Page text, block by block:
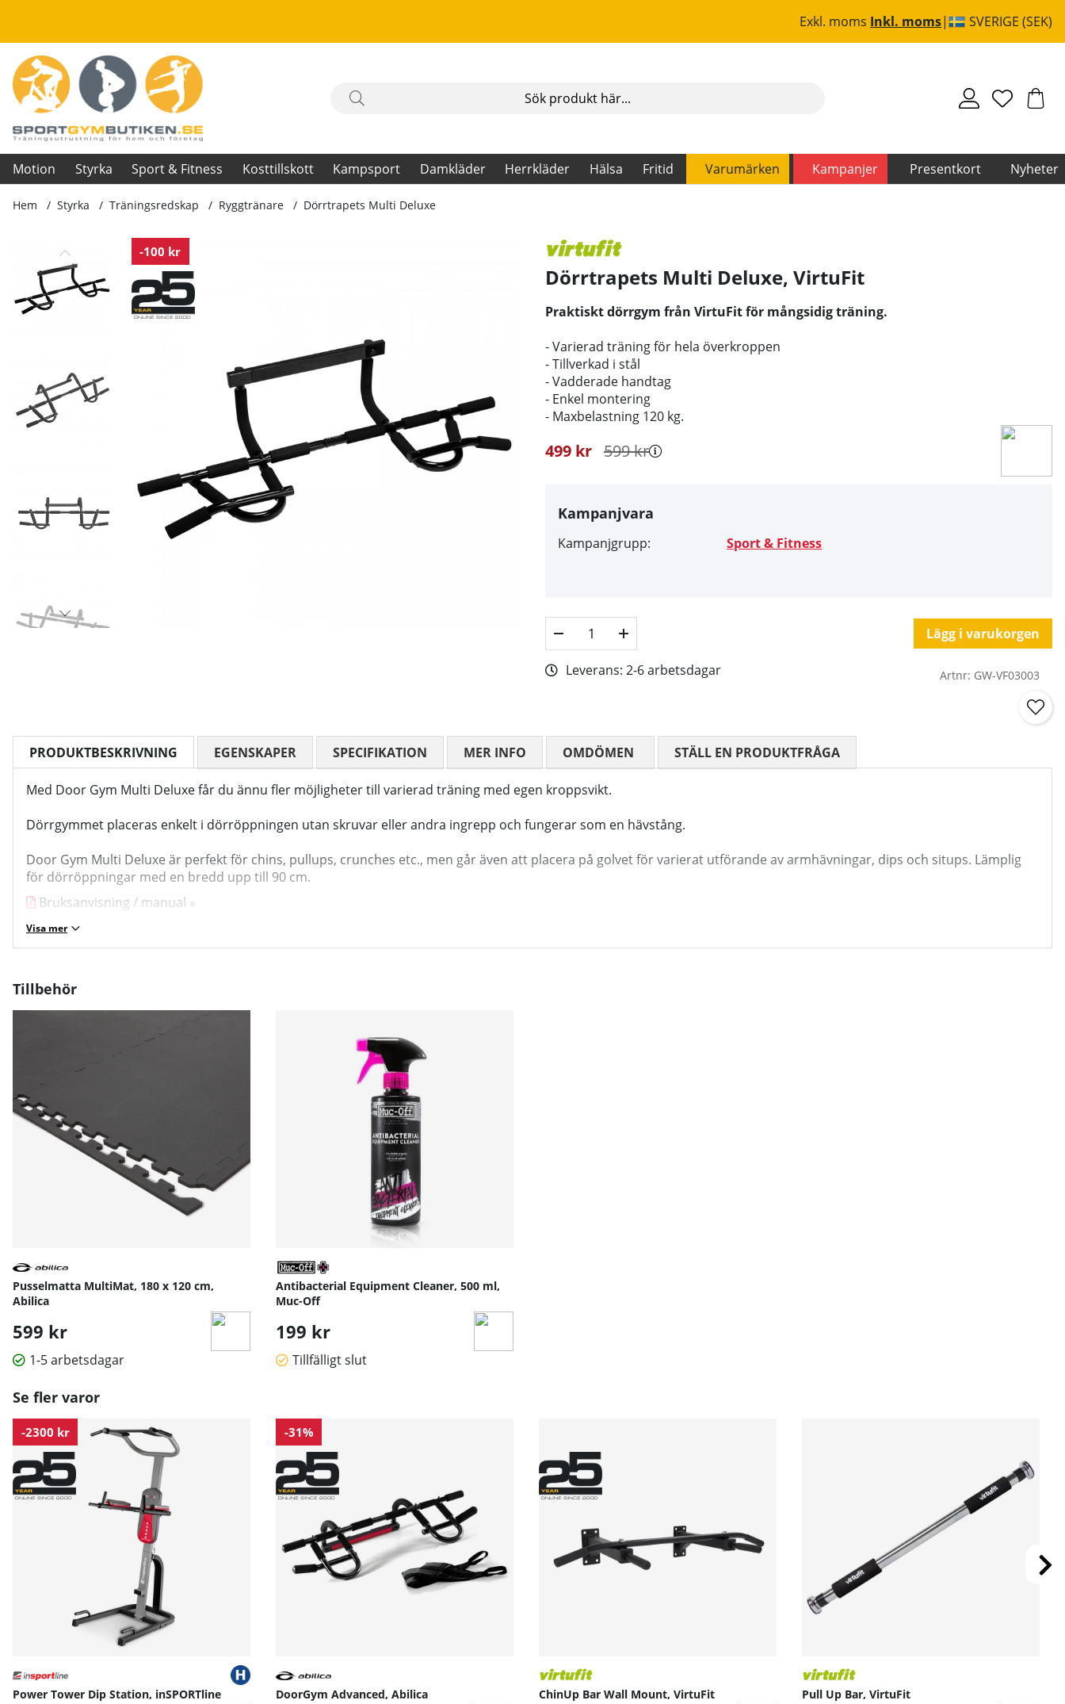
Exkl. moms Inkl. moms SVERIGE (SEK)
Motion Styrka Sport & Fitness Kosttillskott Kampsport Damkläder Herrkläder Hälsa Fritid Varumärken Kampanjer Presentkort Nyheter
Hem Styrka Träningsredskap Ryggtränare Dörrtrapets Multi Deluxe
-100 kr
Produktbilder Dörrtrapets Multi Deluxe
Dörrtrapets Multi Deluxe, VirtuFit
Praktiskt dörrgym från VirtuFit för mångsidig träning.
- Varierad träning för hela överkroppen
- Tillverkad i stål
- Vadderade handtag
- Enkel montering
- Maxbelastning 120 kg.
599kr
499 kr
Kampanjvara
Kampanjgrupp: Sport & Fitness
Lägg i varukorgen
Leverans: 2-6 arbetsdagar Artnr: GW-VF03003
PRODUKTBESKRIVNING
Med Door Gym Multi Deluxe får du ännu fler möjligheter till varierad träning med egen kroppsvikt.
Dörrgymmet placeras enkelt i dörröppningen utan skruvar eller andra ingrepp och fungerar som en hävstång.
Door Gym Multi Deluxe är perfekt för chins, pullups, crunches etc., men går även att placera på golvet för varierat utförande av armhävningar, dips och situps. Lämplig
för dörröppningar med en bredd upp till 90 cm.
Bruksanvisning / manual »
Visa mer
EGENSKAPER SPECIFIKATION MER INFO OMDÖMEN MEDELBETYG 0 AV 5 ANTAL BETYG 0
STÄLL EN PRODUKTFRÅGA
Tillbehör
Pusselmatta MultiMat, 180 x 120 cm,
Abilica
599 kr
1-5 arbetsdagar
Antibacterial Equipment Cleaner, 500 ml,
Muc-Off
199 kr
Tillfälligt slut
Se fler varor
-2300 kr
Power Tower Dip Station, inSPORTline
-31%
DoorGym Advanced, Abilica ChinUp Bar Wall Mount, VirtuFit Pull Up Bar, VirtuFit